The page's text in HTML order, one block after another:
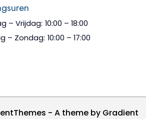
– Vrijdag: 10:00 – 18:00
– Zondag: 10:00 – 17:00
- A theme by Gradient